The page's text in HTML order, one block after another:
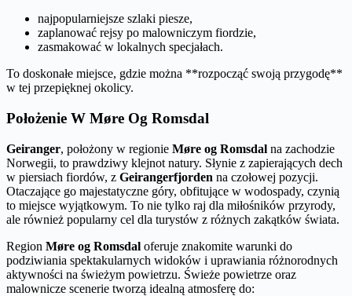
najpopularniejsze szlaki piesze,
zaplanować rejsy po malowniczym fiordzie,
zasmakować w lokalnych specjałach.
To doskonałe miejsce, gdzie można **rozpocząć swoją przygodę**
w tej przepięknej okolicy.
Położenie W Møre Og Romsdal
Geiranger, położony w regionie Møre og Romsdal na zachodzie
Norwegii, to prawdziwy klejnot natury. Słynie z zapierających dech
w piersiach fiordów, z Geirangerfjorden na czołowej pozycji.
Otaczające go majestatyczne góry, obfitujące w wodospady, czynią
to miejsce wyjątkowym. To nie tylko raj dla miłośników przyrody,
ale również popularny cel dla turystów z różnych zakątków świata.
Region Møre og Romsdal oferuje znakomite warunki do
podziwiania spektakularnych widoków i uprawiania różnorodnych
aktywności na świeżym powietrzu. Świeże powietrze oraz
malownicze scenerie tworzą idealną atmosferę do: